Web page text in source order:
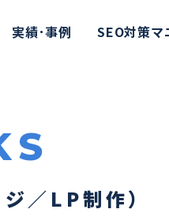
実績･事例 SEO対策マ
／LP制作）